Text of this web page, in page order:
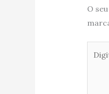
O
aqui...